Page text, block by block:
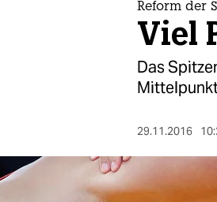
berlin
Reform der
Viel
Das
29.11.2016